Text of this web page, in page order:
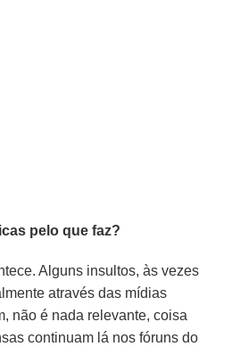
pelo que faz?
Alguns insultos, às vezes
através das mídias
não é nada relevante, coisa
continuam lá nos fóruns do